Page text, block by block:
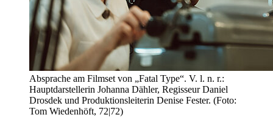
Absprache am Filmset von „Fatal Type“. V. l. n. r.:
Hauptdarstellerin Johanna Dähler, Regisseur Daniel
Drosdek und Produktionsleiterin Denise Fester. (Foto:
Tom Wiedenhöft, 72|72)